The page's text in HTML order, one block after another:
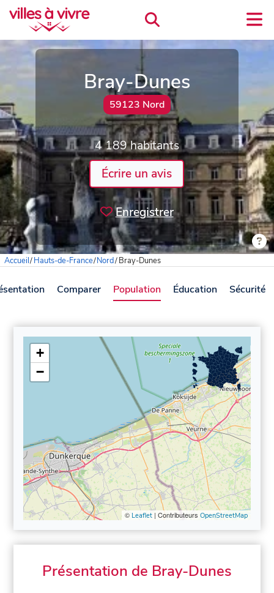
Bray-Dunes
59123 Nord
4 189 habitants
Écrire un avis
Enregistrer
Accueil/Hauts-de-France/Nord/Bray-Dunes
Comparer Population Éducation Sécurité
+
−
© Leaflet| Contributeurs OpenStreetMap
Présentation de Bray-Dunes